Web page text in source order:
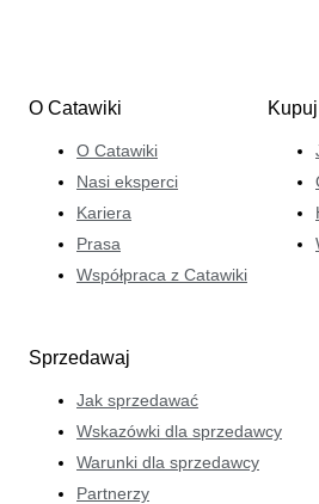
O Catawiki
O Catawiki
Nasi eksperci
Kariera
Prasa
Współpraca z Catawiki
Kupuj
Sprzedawaj
Jak sprzedawać
Wskazówki dla sprzedawcy
Warunki dla sprzedawcy
Partnerzy